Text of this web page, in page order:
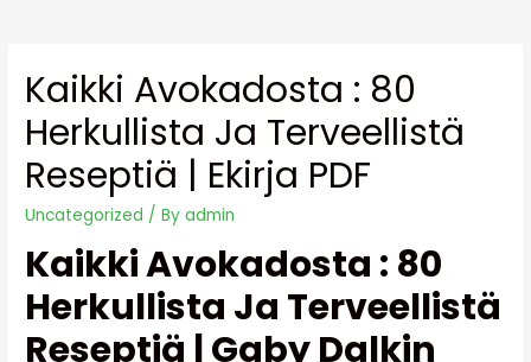
Kaikki Avokadosta : 80
Herkullista Ja Terveellistä
Reseptiä | Ekirja PDF
Uncategorized / Byadmin
Kaikki Avokadosta : 80
Herkullista Ja Terveellistä
Reseptiä | Gaby Dalkin